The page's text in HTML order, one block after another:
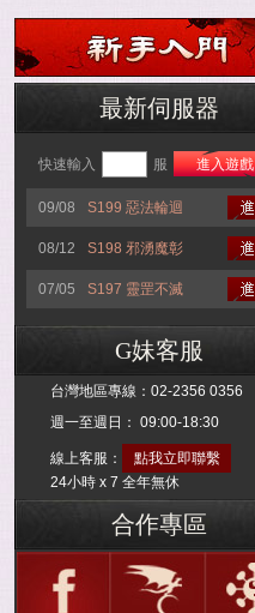
最新伺服器
快速輸入 服 進入遊戲
09/08 S199 惡法輪迴
08/12 S198 邪湧魔彰
07/05 S197 靈罡不滅
G妹客服
台灣地區專線： 02-2356 0356
週一至週日： 09:00-18:30
線上客服：
點我立即聯繫
24小時 x 7 全年無休
合作專區